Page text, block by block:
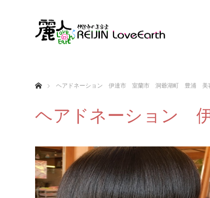
ヘアドネーション 伊達市 室蘭市 洞爺湖町 豊浦 美
ヘアドネーション